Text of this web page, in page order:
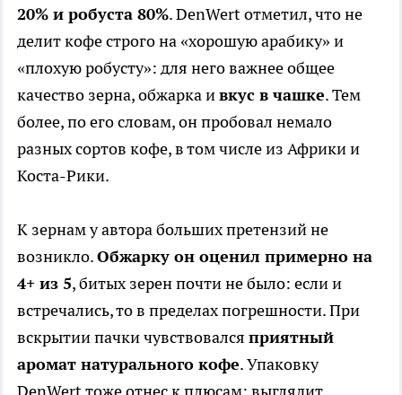
20% и робуста 80%. DenWert отметил, что не
делит кофе строго на «хорошую арабику» и
«плохую робусту»: для него важнее общее
качество зерна, обжарка ивкус в чашке. Тем
более, по его словам, он пробовал немало
разных сортов кофе, в том числе из Африки и
Коста-Рики.
К зернам у автора больших претензий не
возникло.Обжарку он оценил примерно на
4+ из 5, битых зерен почти не было: если и
встречались, то в пределах погрешности. При
вскрытии пачки чувствовался приятный
аромат натурального кофе. Упаковку
DenWert тоже отнес к плюсам: выглядит